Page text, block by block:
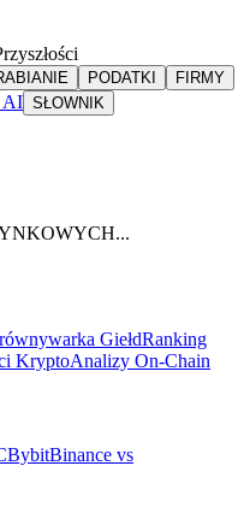
PODATKI
FIRMY
AI SŁOWNIK
GiełdRanking
KryptoAnalizy On-Chain
BybitBinance vs